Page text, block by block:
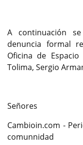
A continuación
denuncia formal
Oficina de
Tolima, Sergio
Señores
Cambioin.com -
comunnidad